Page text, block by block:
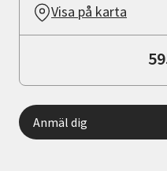
Visa på karta
Anmäl dig